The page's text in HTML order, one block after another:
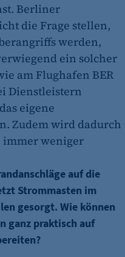
Berliner
die Frage stellen,
werden,
ein solcher
am Flughafen BER
Dienstleistern
eigene
Zudem wird dadurch
immer weniger
auf die
Strommasten im
gesorgt. Wie können
ganz praktisch auf